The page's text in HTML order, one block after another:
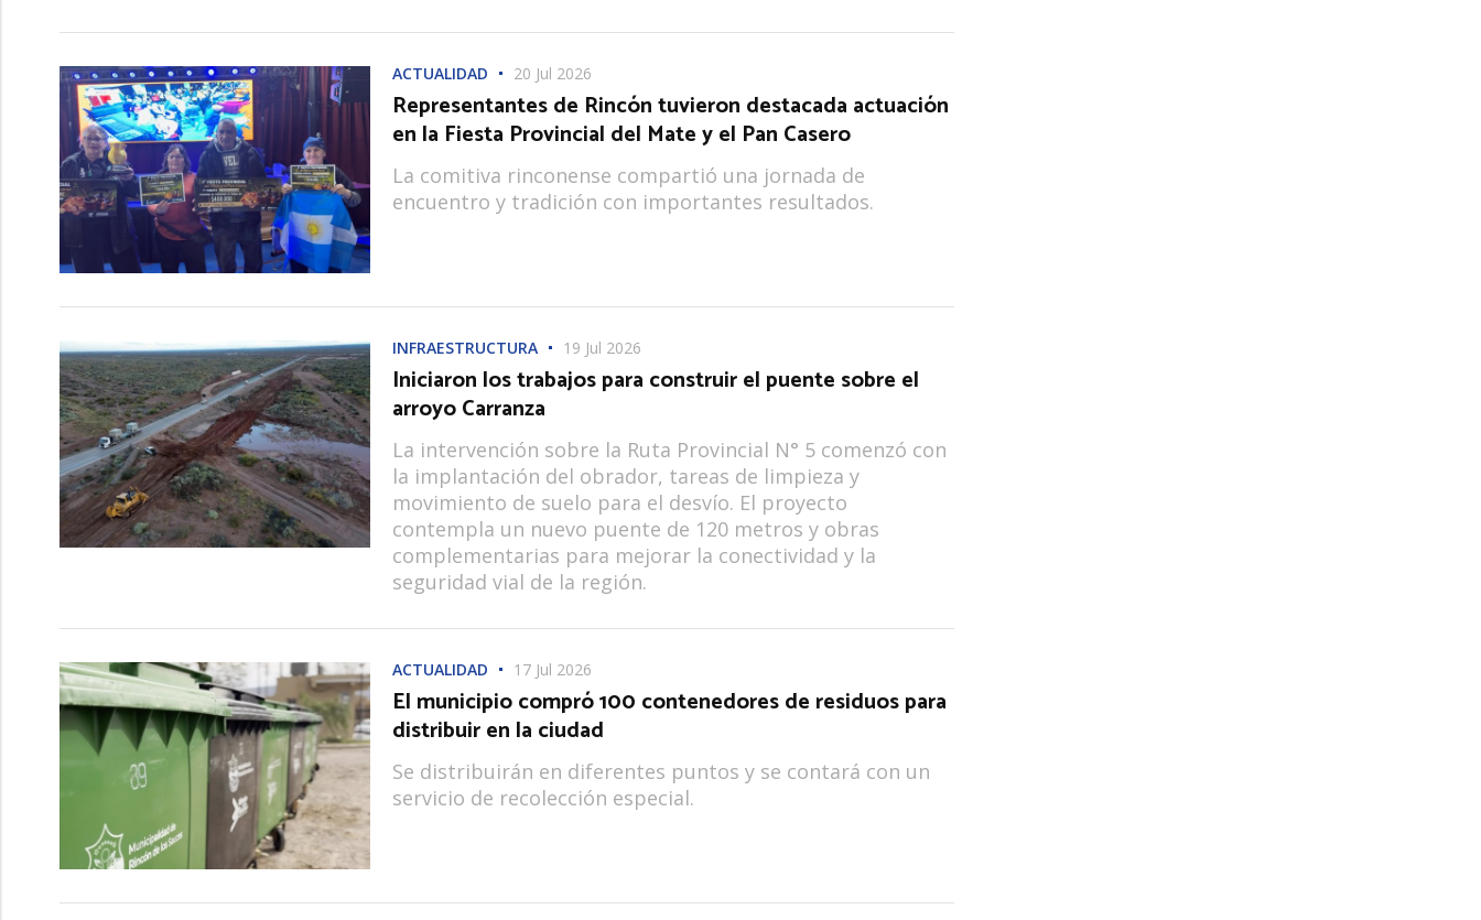
ACTUALIDAD 20 Jul 2026
Representantes de Rincón tuvieron destacada actuación
en la Fiesta Provincial del Mate y el Pan Casero
La comitiva rinconense compartió una jornada de
encuentro y tradición con importantes resultados.
INFRAESTRUCTURA 19 Jul 2026
Iniciaron los trabajos para construir el puente sobre el
arroyo Carranza
La intervención sobre la Ruta Provincial N° 5 comenzó con
la implantación del obrador, tareas de limpieza y
movimiento de suelo para el desvío. El proyecto
contempla un nuevo puente de 120 metros y obras
complementarias para mejorar la conectividad y la
seguridad vial de la región.
ACTUALIDAD 17 Jul 2026
El municipio compró 100 contenedores de residuos para
distribuir en la ciudad
Se distribuirán en diferentes puntos y se contará con un
servicio de recolección especial.